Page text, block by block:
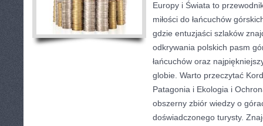
Europy i Świata to
miłości do łańcuchów
gdzie entuzjaści szlaków
odkrywania polskich pasm
łańcuchów oraz
globie. Warto przeczytać
Patagonia i Ekologia i
obszerny zbiór wiedzy o
doświadczonego turysty.